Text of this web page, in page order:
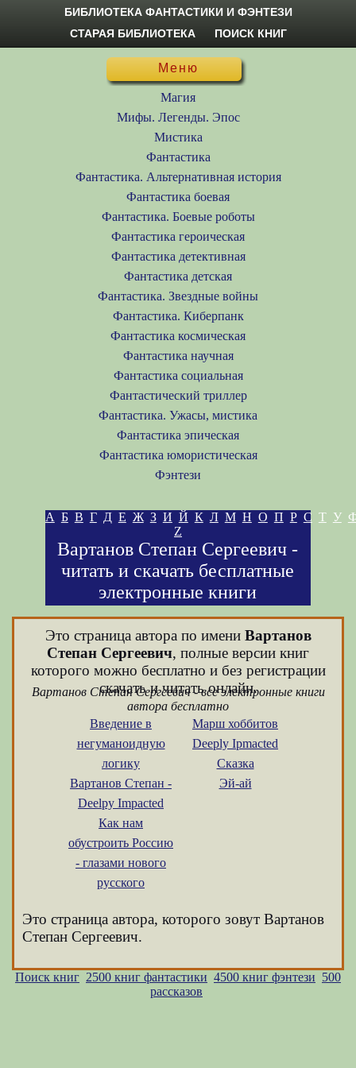
БИБЛИОТЕКА ФАНТАСТИКИ И ФЭНТЕЗИ
СТАРАЯ БИБЛИОТЕКА
ПОИСК КНИГ
Меню
Магия
Мифы. Легенды. Эпос
Мистика
Фантастика
Фантастика. Альтернативная история
Фантастика боевая
Фантастика. Боевые роботы
Фантастика героическая
Фантастика детективная
Фантастика детская
Фантастика. Звездные войны
Фантастика. Киберпанк
Фантастика космическая
Фантастика научная
Фантастика социальная
Фантастический триллер
Фантастика. Ужасы, мистика
Фантастика эпическая
Фантастика юмористическая
Фэнтези
А Б В Г Д Е Ж З И Й К Л М Н О П Р С Т У
Z
Вартанов Степан Сергеевич -
читать и скачать бесплатные
электронные книги
Это страница автора по имени Вартанов
Степан Сергеевич, полные версии книг
которого можно бесплатно и без регистрации
скачать и читать онлайн.
Вартанов Степан Сергеевич - все электронные книги
автора бесплатно
Введение в
негуманоидную
логику
Вартанов Степан -
Deelpy Impacted
Как нам
обустроить Россию
- глазами нового
русского
Марш хоббитов
Deeply Ipmacted
Сказка
Эй-ай
Это страница автора, которого зовут Вартанов
Степан Сергеевич.
Поиск книг 2500 книг фантастики 4500 книг фэнтези 500
рассказов